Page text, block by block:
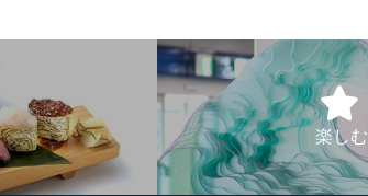
楽しむ